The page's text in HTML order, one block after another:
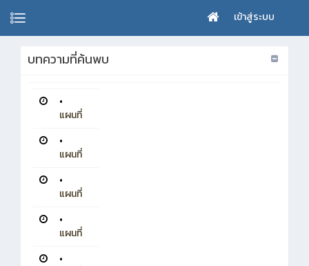
เข้าสู่ระบบ
บทความที่ค้นพบ
•
แผนที่
•
แผนที่
•
แผนที่
•
แผนที่
•